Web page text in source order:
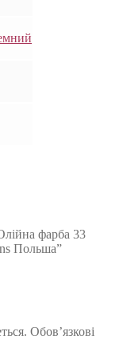
фарба 33
Польша”
Обов’язкові